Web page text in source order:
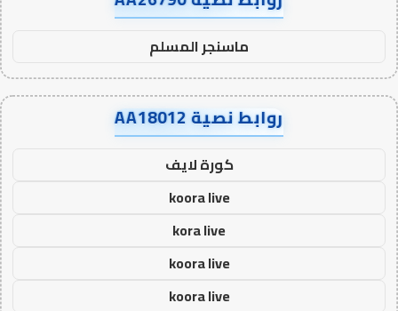
ماسنجر المسلم
روابط نصية AA18012
كورة لايف
koora live
kora live
koora live
koora live